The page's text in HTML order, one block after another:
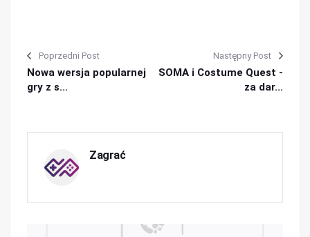
Poprzedni Post
Nowa wersja popularnej
gry z s...
Następny Post
SOMA i Costume Quest -
za dar...
Zagrać